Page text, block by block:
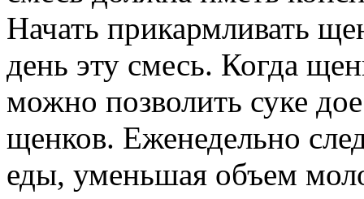
Начать прикармливать
день эту смесь. Когда
можно позволить суке
щенков. Еженедельно
еды, уменьшая объем